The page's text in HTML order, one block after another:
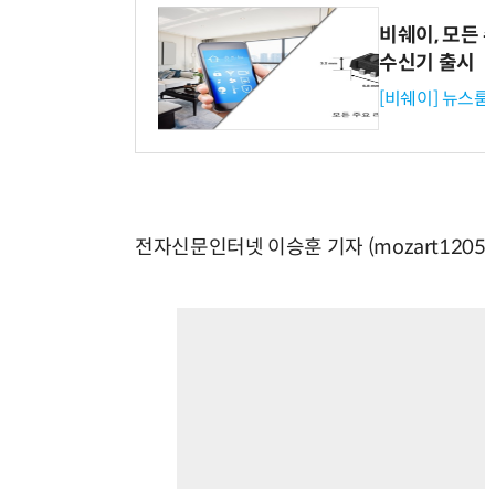
비쉐이, 모
수신기 출시
[비쉐이] 뉴스
전자신문인터넷 이승훈 기자